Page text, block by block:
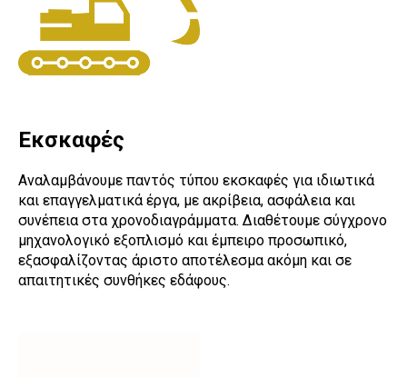
Εκσκαφές
Αναλαμβάνουμε παντός τύπου εκσκαφές για ιδιωτικά
και επαγγελματικά έργα, με ακρίβεια, ασφάλεια και
συνέπεια στα χρονοδιαγράμματα. Διαθέτουμε σύγχρονο
μηχανολογικό εξοπλισμό και έμπειρο προσωπικό,
εξασφαλίζοντας άριστο αποτέλεσμα ακόμη και σε
απαιτητικές συνθήκες εδάφους.